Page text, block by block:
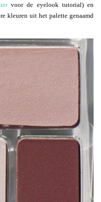
voor de eyelook tutorial) en
kleuren uit het palette genaamd